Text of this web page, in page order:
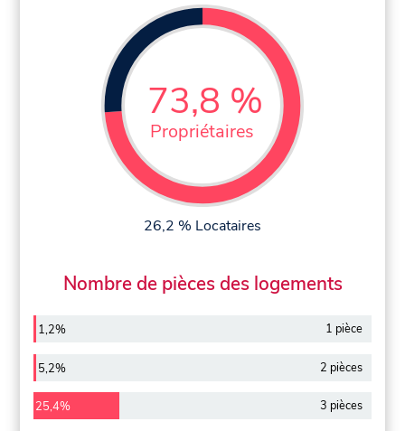
73,8 %
Propriétaires
26,2 % Locataires
Nombre de pièces des logements
1,2% 1 pièce
5,2% 2 pièces
25,4% 3 pièces